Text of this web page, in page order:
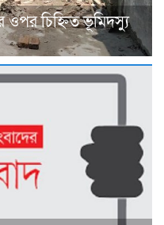
ওপর চিহ্নিত ভূমিদস্যু